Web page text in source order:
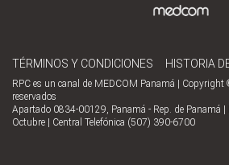
TÉRMINOS Y CONDICIONES HISTORIA
RPC es un canal de MEDCOM Panamá |
reservados
Apartado 0834-00129, Panamá - Rep. de Panamá |
Octubre | Central Telefónica (507) 390-6700